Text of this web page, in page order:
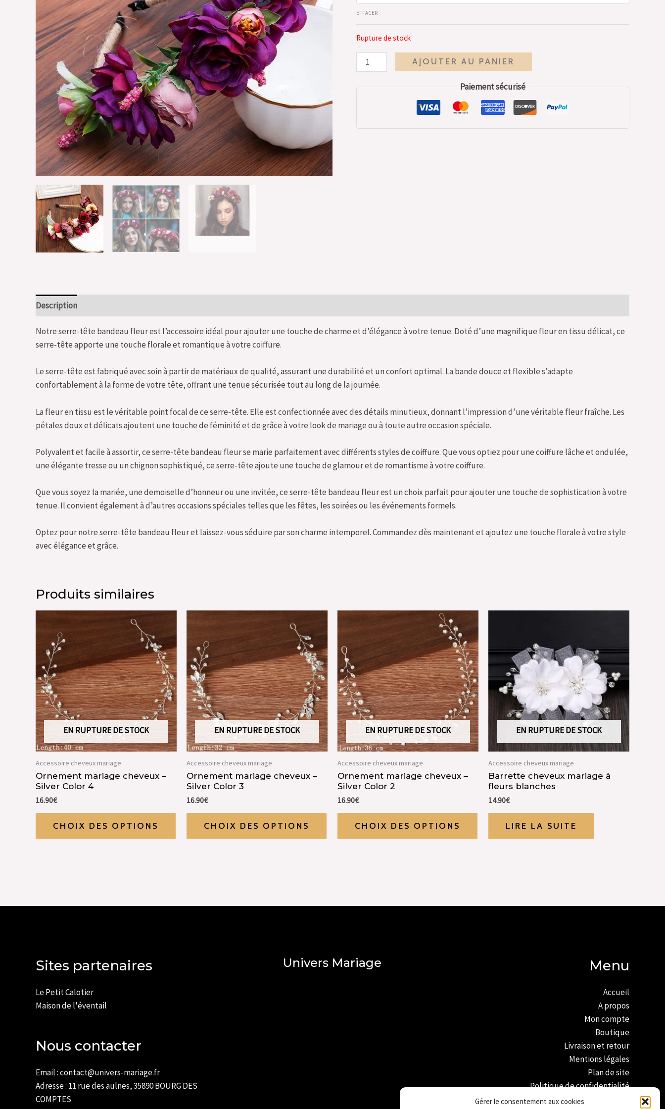
Gérer le consentement aux cookies
EFFACER
Rupture de stock
AJOUTER AU PANIER
Paiement sécurisé
Description
Notre serre-tête bandeau fleur est l’accessoire idéal pour ajouter une touche de charme et d’élégance à votre tenue. Doté d’une magnifique fleur en tissu délicat, ce
serre-tête apporte une touche florale et romantique à votre coiffure.
Le serre-tête est fabriqué avec soin à partir de matériaux de qualité, assurant une durabilité et un confort optimal. La bande douce et flexible s’adapte
confortablement à la forme de votre tête, offrant une tenue sécurisée tout au long de la journée.
La fleur en tissu est le véritable point focal de ce serre-tête. Elle est confectionnée avec des détails minutieux, donnant l’impression d’une véritable fleur fraîche. Les
pétales doux et délicats ajoutent une touche de féminité et de grâce à votre look de mariage ou à toute autre occasion spéciale.
Polyvalent et facile à assortir, ce serre-tête bandeau fleur se marie parfaitement avec différents styles de coiffure. Que vous optiez pour une coiffure lâche et ondulée,
une élégante tresse ou un chignon sophistiqué, ce serre-tête ajoute une touche de glamour et de romantisme à votre coiffure.
Que vous soyez la mariée, une demoiselle d’honneur ou une invitée, ce serre-tête bandeau fleur est un choix parfait pour ajouter une touche de sophistication à votre
tenue. Il convient également à d’autres occasions spéciales telles que les fêtes, les soirées ou les événements formels.
Optez pour notre serre-tête bandeau fleur et laissez-vous séduire par son charme intemporel. Commandez dès maintenant et ajoutez une touche florale à votre style
avec élégance et grâce.
Produits similaires
EN RUPTURE DE STOCK
Accessoire cheveux mariage
Ornement mariage cheveux –
Silver Color 4
16.90€
CHOIX DES OPTIONS
EN RUPTURE DE STOCK
Accessoire cheveux mariage
Ornement mariage cheveux –
Silver Color 3
16.90€
CHOIX DES OPTIONS
EN RUPTURE DE STOCK
Accessoire cheveux mariage
Ornement mariage cheveux –
Silver Color 2
16.90€
CHOIX DES OPTIONS
EN RUPTURE DE STOCK
Accessoire cheveux mariage
Barrette cheveux mariage à
fleurs blanches
14.90€
LIRE LA SUITE
Sites partenaires
Le Petit Calotier
Maison de l'éventail
Nous contacter
Email : contact@univers-mariage.fr
Adresse : 11 rue des aulnes, 35890 BOURG DES
COMPTES
Univers Mariage Menu
Accueil
A propos
Mon compte
Boutique
Livraison et retour
Mentions légales
Plan de site
Politique de confidentialité
Conditions générales de vente